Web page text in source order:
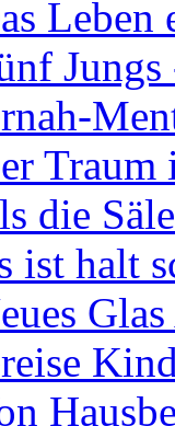
Leben
Traum
die
ist halt